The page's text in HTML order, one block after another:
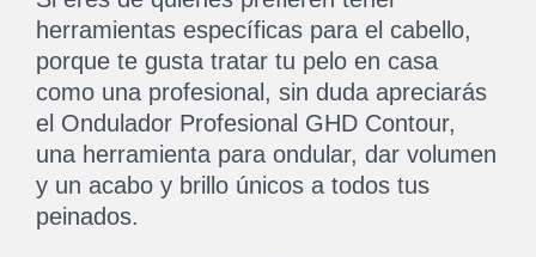
herramientas específicas para el cabello,
porque te gusta tratar tu pelo en casa
como una profesional, sin duda apreciarás
el Ondulador Profesional GHD Contour,
una herramienta para ondular, dar volumen
y un acabo y brillo únicos a todos tus
peinados.